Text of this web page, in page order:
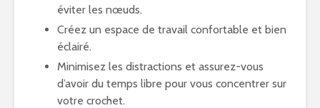
éviter les nœuds.
Créez un espace de travail confortable et bien
éclairé.
Minimisez les distractions et assurez-vous
d’avoir du temps libre pour vous concentrer sur
votre crochet.